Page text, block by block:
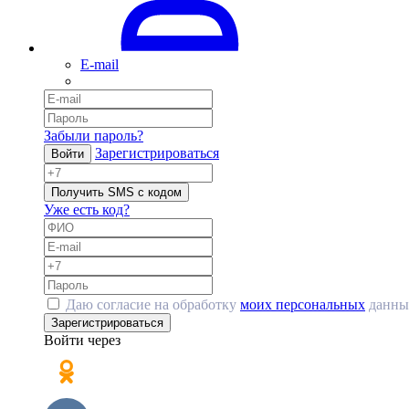
E-mail
Забыли пароль?
Войти Зарегистрироваться
Получить SMS с кодом
Уже есть код?
Даю согласие на обработку моих персональных
Зарегистрироваться
Войти через